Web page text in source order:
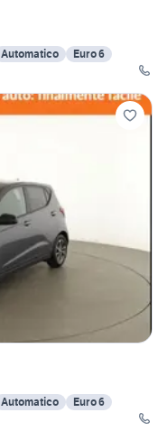
Automatico
Euro 6
Automatico
Euro 6